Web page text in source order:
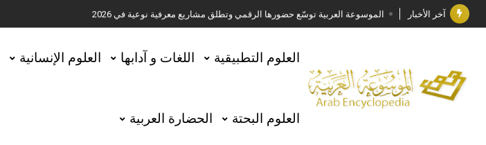
آخر الأخبار الموسوعة العربية توسّع حضورها الرقمي وتطلق مشاريع معرفية نوعية في 2026
جائزة مجمع الملك سلمان العالمي للغة العربية 2025
الأستاذ إياد خالد الطباع مدير عام لهيئة الموسوعة العربية
السيد محمد ياسين صالح وزيرا للثقافة
العلوم التطبيقية اللغات و آدابها العلوم الإنسانية
العلوم البحتة الحضارة العربية